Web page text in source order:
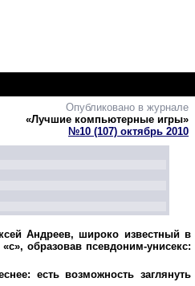
Опубликовано в журнале
«Лучшие компьютерные игры»
№10 (107) октябрь 2010
Андреев, широко известный в
образовав псевдоним-унисекс:
есть возможность заглянуть